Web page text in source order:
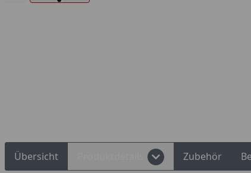
Übersicht Zubehör